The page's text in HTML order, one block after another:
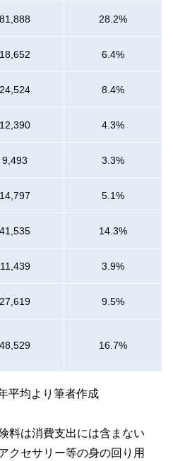
81,888 28.2%
18,652 6.4%
24,524 8.4%
12,390 4.3%
9,493 3.3%
14,797 5.1%
41,535 14.3%
11,439 3.9%
27,619 9.5%
48,529 16.7%
平均より筆者作成
は消費支出には含まない
セサリー等の身の回り用